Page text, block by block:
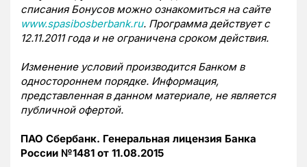
списания Бонусов можно ознакомиться на сайте
www.spasibosberbank.ru. Программа действует с
12.11.2011 года и не ограничена сроком действия.
Изменение условий производится Банком в
одностороннем порядке. Информация,
представленная в данном материале, не является
публичной офертой.
ПАО Сбербанк. Генеральная лицензия Банка
России №1481 от 11.08.2015